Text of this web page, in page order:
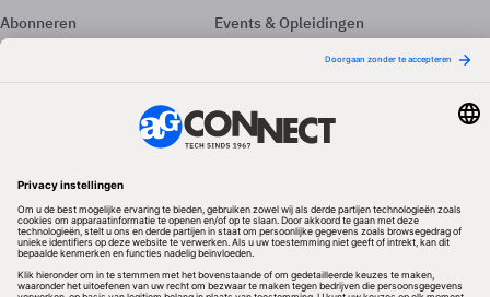
Abonneren
Adverteren
Events & Opleidingen
Volg ons
Redactionele partner